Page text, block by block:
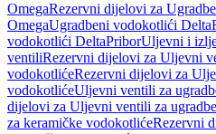
OmegaRezervni dijelovi za
OmegaUgradbeni vodokotlići Delta
vodokotlići DeltaPriborUljevni i
ventiliRezervni dijelovi za Uljevni
vodokotlićeRezervni dijelovi za
vodokotlićeUljevni ventili za
dijelovi za Uljevni ventili za
za keramičke vodokotlićeRezervni